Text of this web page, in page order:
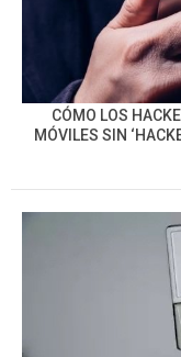
CÓMO LOS
MÓVILES SIN